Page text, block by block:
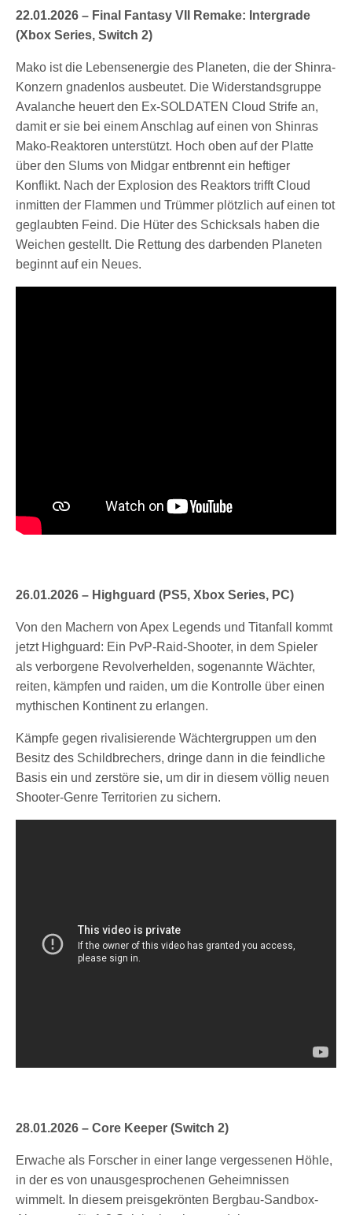
22.01.2026 – Final Fantasy VII Remake: Intergrade
(Xbox Series, Switch 2)
Mako ist die Lebensenergie des Planeten, die der Shinra-
Konzern gnadenlos ausbeutet. Die Widerstandsgruppe
Avalanche heuert den Ex-SOLDATEN Cloud Strife an,
damit er sie bei einem Anschlag auf einen von Shinras
Mako-Reaktoren unterstützt. Hoch oben auf der Platte
über den Slums von Midgar entbrennt ein heftiger
Konflikt. Nach der Explosion des Reaktors trifft Cloud
inmitten der Flammen und Trümmer plötzlich auf einen tot
geglaubten Feind. Die Hüter des Schicksals haben die
Weichen gestellt. Die Rettung des darbenden Planeten
beginnt auf ein Neues.
26.01.2026 – Highguard (PS5, Xbox Series, PC)
Von den Machern von Apex Legends und Titanfall kommt
jetzt Highguard: Ein PvP-Raid-Shooter, in dem Spieler
als verborgene Revolverhelden, sogenannte Wächter,
reiten, kämpfen und raiden, um die Kontrolle über einen
mythischen Kontinent zu erlangen.
Kämpfe gegen rivalisierende Wächtergruppen um den
Besitz des Schildbrechers, dringe dann in die feindliche
Basis ein und zerstöre sie, um dir in diesem völlig neuen
Shooter-Genre Territorien zu sichern.
28.01.2026 – Core Keeper (Switch 2)
Erwache als Forscher in einer lange vergessenen Höhle,
in der es von unausgesprochenen Geheimnissen
wimmelt. In diesem preisgekrönten Bergbau-Sandbox-